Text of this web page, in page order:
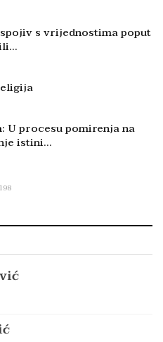
s vrijednostima poput
U procesu pomirenja na
istini…